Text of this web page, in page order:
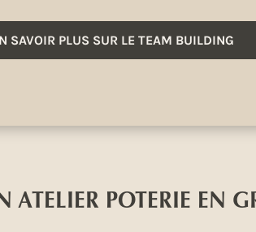
SAVOIR PLUS SUR LE TEAM BUILDING
POTERIE EN